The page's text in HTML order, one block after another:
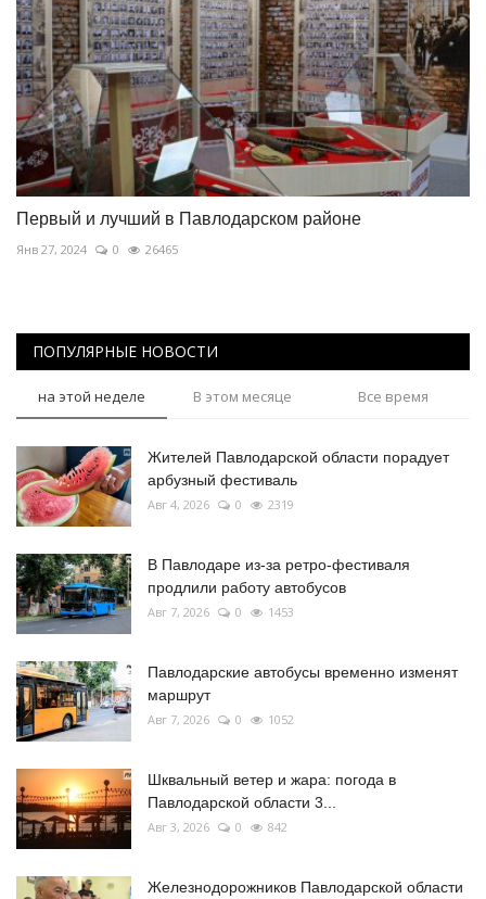
Первый и лучший в Павлодарском районе
Янв 27, 2024 0 26465
ПОПУЛЯРНЫЕ НОВОСТИ
на этой неделе В этом месяце Все время
Жителей Павлодарской области порадует
арбузный фестиваль
Авг 4, 2026 0 2319
В Павлодаре из-за ретро-фестиваля
продлили работу автобусов
Авг 7, 2026 0 1453
Павлодарские автобусы временно изменят
маршрут
Авг 7, 2026 0 1052
Шквальный ветер и жара: погода в
Павлодарской области 3...
Авг 3, 2026 0 842
Железнодорожников Павлодарской области